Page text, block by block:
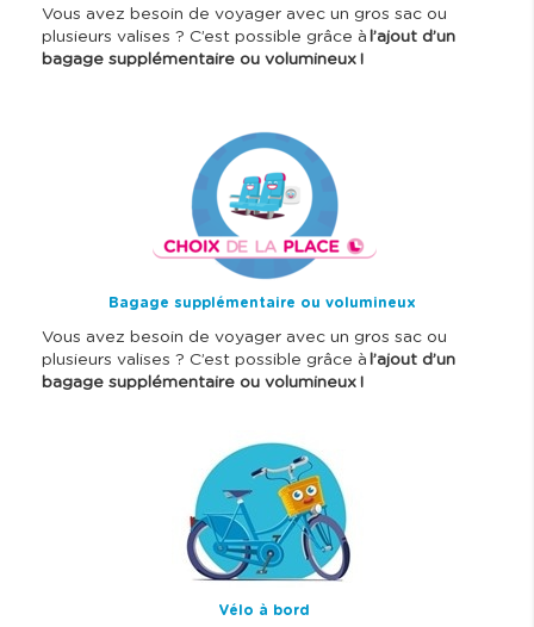
Vous avez besoin de voyager avec un gros sac ou
plusieurs valises ? C’est possible grâce à l’ajout d’un
bagage supplémentaire ou volumineux !
Bagage supplémentaire ou volumineux
Vous avez besoin de voyager avec un gros sac ou
plusieurs valises ? C’est possible grâce à l’ajout d’un
bagage supplémentaire ou volumineux !
Vélo à bord